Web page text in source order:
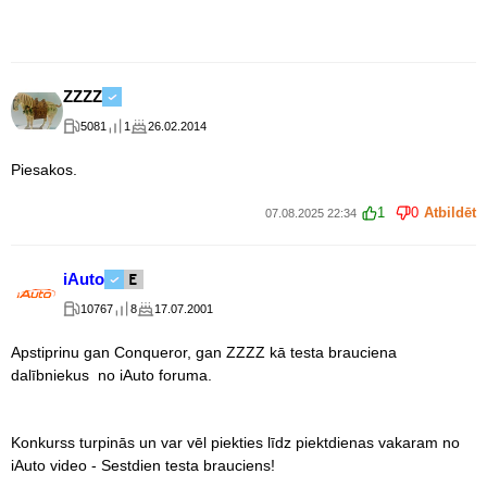
ZZZZ
5081 1 26.02.2014
Piesakos.
07.08.2025 22:34 1 0 Atbildēt
iAuto
10767 8 17.07.2001
Apstiprinu gan Conqueror, gan ZZZZ kā testa brauciena
dalībniekus no iAuto foruma.
Konkurss turpinās un var vēl piekties līdz piektdienas vakaram no
iAuto video - Sestdien testa brauciens!